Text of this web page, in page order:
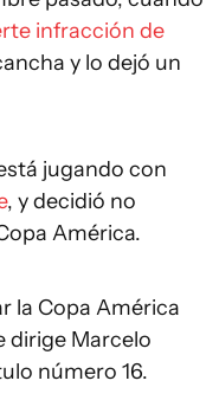
infracción de
y lo dejó un
jugando con
, y decidió no
América.
la Copa América
dirige Marcelo
número 16.